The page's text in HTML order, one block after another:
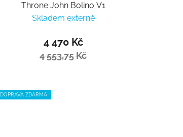
Throne John Bolino V1
Skladem externě
4 470 Kč
4 553,75 Kč
DOPRAVA ZDARMA